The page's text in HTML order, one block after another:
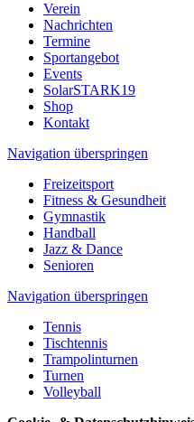
Verein
Nachrichten
Termine
Sportangebot
Events
SolarSTARK19
Shop
Kontakt
Navigation überspringen
Freizeitsport
Fitness & Gesundheit
Gymnastik
Handball
Jazz & Dance
Senioren
Navigation überspringen
Tennis
Tischtennis
Trampolinturnen
Turnen
Volleyball